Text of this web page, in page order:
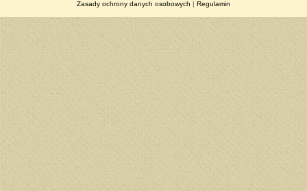
Zasady ochrony danych osobowych | Regulamin